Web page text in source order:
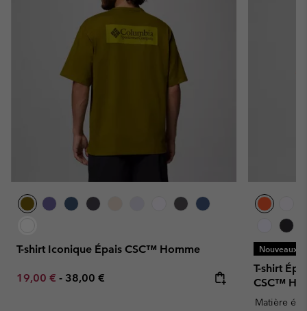
T-shirt Iconique Épais CSC™ Homme
Minimum sale price:
19,00 € - Maximum price:
38,00 €
Nouveaux
T-shirt
CSC™
Matière